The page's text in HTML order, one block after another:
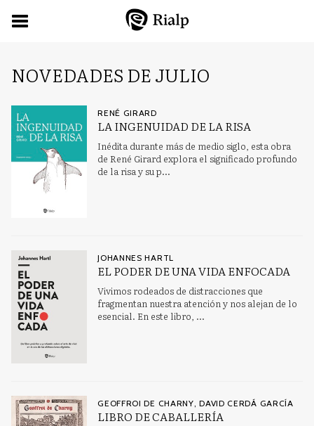
NOVEDADES DE JULIO
RENÉ GIRARD
LA INGENUIDAD DE LA RISA
Inédita durante más de medio siglo, esta obra
de René Girard explora el significado profundo
de la risa y su p...
JOHANNES HARTL
EL PODER DE UNA VIDA ENFOCADA
Vivimos rodeados de distracciones que
fragmentan nuestra atención y nos alejan de lo
esencial. En este libro, ...
GEOFFROI DE CHARNY, DAVID CERDÁ GARCÍA
LIBRO DE CABALLERÍA